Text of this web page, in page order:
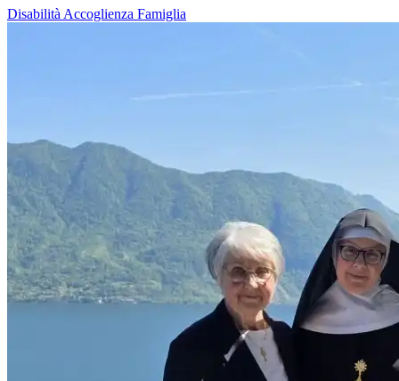
Disabilità Accoglienza Famiglia